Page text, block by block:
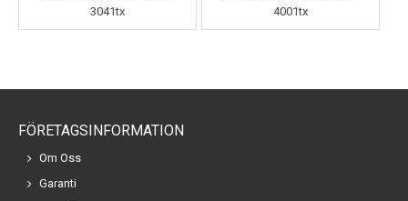
3041tx
4001tx
FÖRETAGSINFORMATION
Om Oss
Garanti